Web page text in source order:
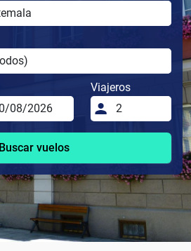
Viajeros
Buscar vuelos